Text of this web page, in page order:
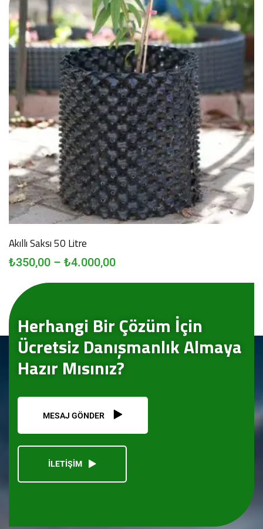
Akıllı Saksı 50 Litre
₺350,00 – ₺4.000,00
Herhangi Bir Çözüm İçin
Ücretsiz Danışmanlık Almaya
Hazır Mısınız?
MESAJ GÖNDER
İLETİŞİM